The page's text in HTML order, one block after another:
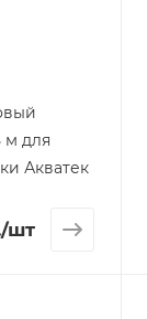
м для
Акватек
/шт